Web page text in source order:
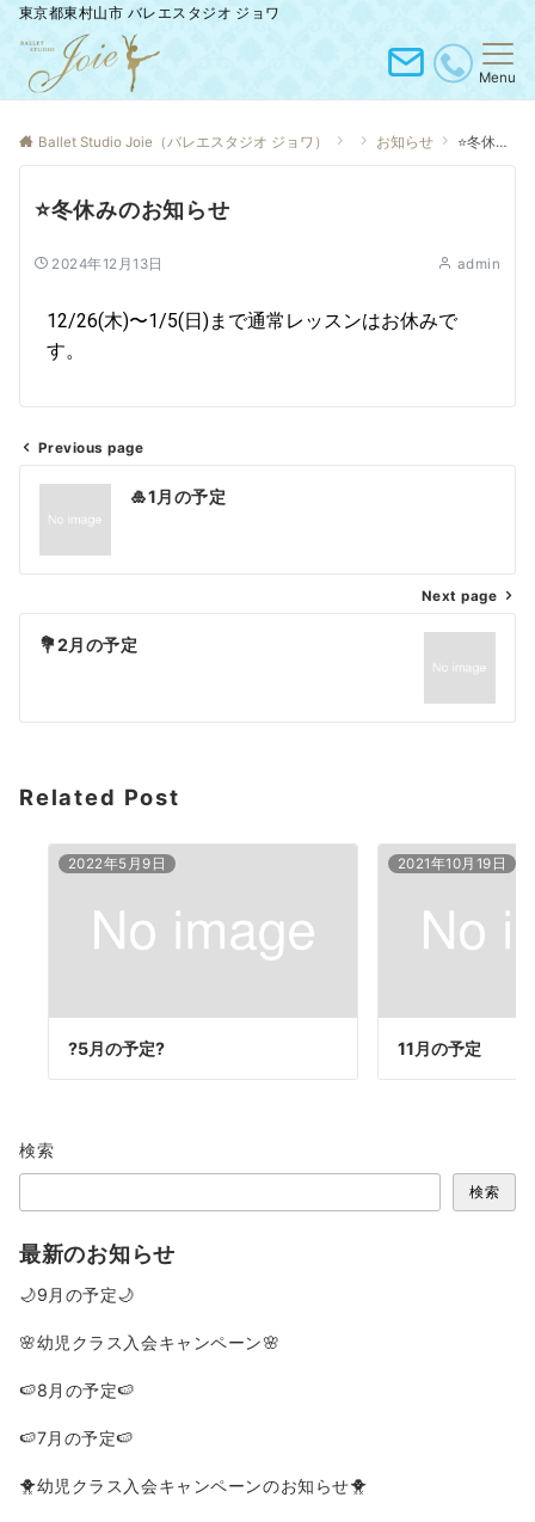
東京都東村山市 バレエスタジオ ジョワ
Menu
Ballet Studio Joie（バレエスタジオ ジョワ） お知らせ ⭐️冬休みのお知らせ
⭐️冬休みのお知らせ
2024年12月13日 admin
12/26(木)〜1/5(日)まで通常レッスンはお休みで
す。
Previous page
🎍1月の予定
Next page
💐2月の予定
Related Post
2022年5月9日
?5月の予定?
2021年10月19日
11月の予定
検索
検索
最新のお知らせ
🌙9月の予定🌙
🌸幼児クラス入会キャンペーン🌸
🍉8月の予定🍉
🍉7月の予定🍉
🐥幼児クラス入会キャンペーンのお知らせ🐥